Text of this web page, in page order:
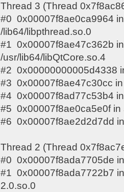
Thread 3 (Thread
#0 0x00007f8ae0ca9964
/lib64/libpthread.so.0
#1 0x00007f8ae47c362b
/usr/lib64/libQtCore.so.4
#2 0x00000000005d4338
#3 0x00007f8ae47c30cc
#4 0x00007f8ad77c53b4
#5 0x00007f8ae0ca5e0f in
#6 0x00007f8ae2d2d7dd
Thread 2 (Thread
#0 0x00007f8ada7705de
#1 0x00007f8ada7722b7
2.0.so.0